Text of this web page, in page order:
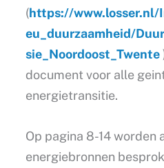
(https://www.losser.nl/
eu_duurzaamheid/
sie_Noordoost_Twente
document voor alle
energietransitie.
Op pagina 8-14 worden
energiebronnen